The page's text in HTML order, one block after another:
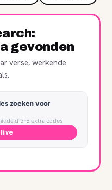
gevonden
verse, werkende
zoeken voor
3-5 extra codes